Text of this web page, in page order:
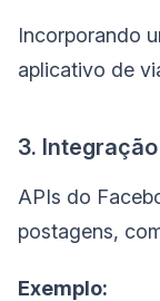
Incorporando
aplicativo de
3.
APIs do
postagens,
Exemplo: